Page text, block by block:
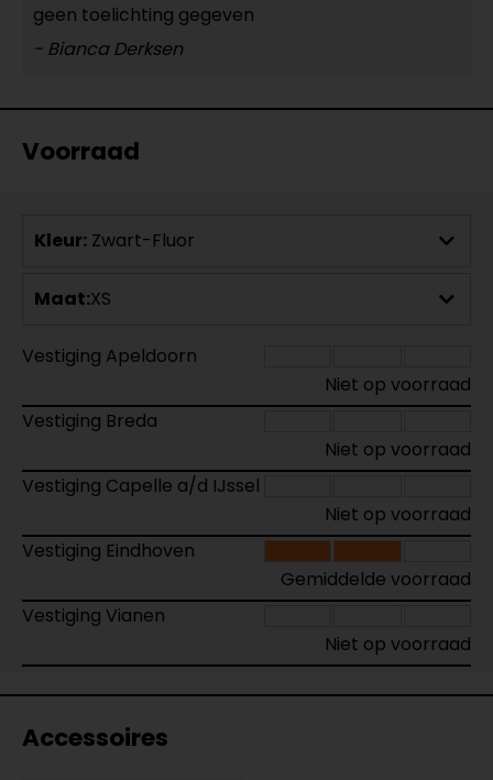
geen toelichting gegeven
- Bianca Derksen
Voorraad
Kleur: Zwart-Fluor
Maat:XS
Vestiging Apeldoorn
Niet op voorraad
Vestiging Breda
Niet op voorraad
Vestiging Capelle a/d IJssel
Niet op voorraad
Vestiging Eindhoven
Gemiddelde voorraad
Vestiging Vianen
Niet op voorraad
Accessoires